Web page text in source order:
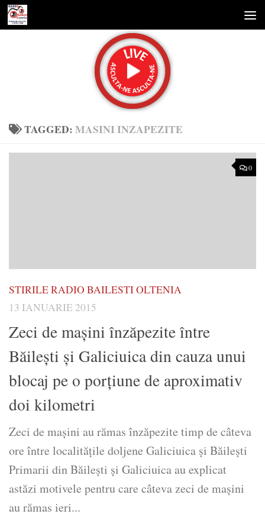
Skip to content
TAGGED:MASINI INZAPEZITE
0
STIRILE RADIO BAILESTI OLTENIA
13 IANUARIE 2015
Zeci de maşini înzăpezite între
Băileşti şi Galiciuica din cauza unui
blocaj pe o porţiune de aproximativ
doi kilometri
Zeci de maşini au rămas înzăpezite timp de câteva
ore între localităţile doljene Galiciuica şi Băileşti
Primarii din Băileşti şi Galiciuica au explicat
astăzi motivele pentru care câteva zeci de maşini
au rămas ieri...